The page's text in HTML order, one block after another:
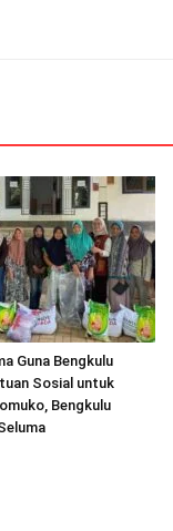
Guna Bengkulu
Sosial untuk
Bengkulu